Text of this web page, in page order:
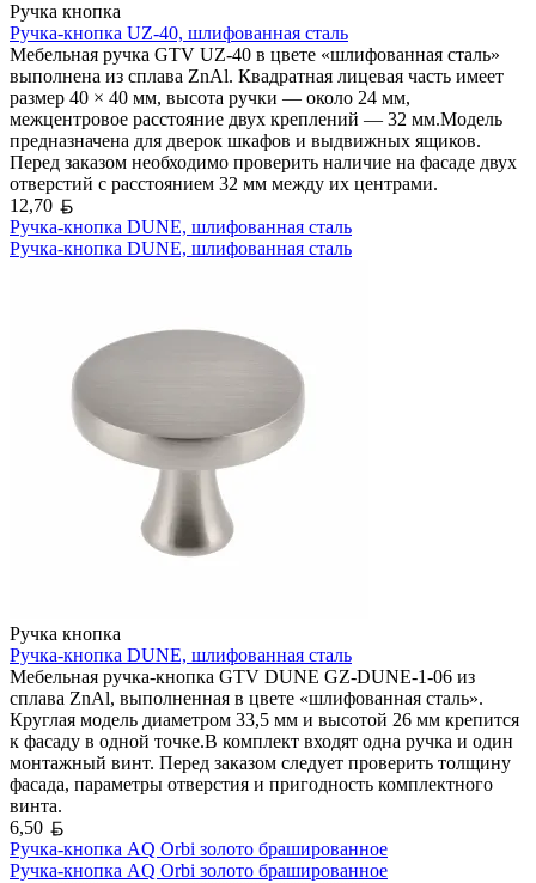
Ручка кнопка
Ручка-кнопка UZ-40, шлифованная сталь
Мебельная ручка GTV UZ-40 в цвете «шлифованная сталь»
выполнена из сплава ZnAl. Квадратная лицевая часть имеет
размер 40 × 40 мм, высота ручки — около 24 мм,
межцентровое расстояние двух креплений — 32 мм.Модель
предназначена для дверок шкафов и выдвижных ящиков.
Перед заказом необходимо проверить наличие на фасаде двух
отверстий с расстоянием 32 мм между их центрами.
12,70
Ручка-кнопка DUNE, шлифованная сталь
Ручка-кнопка DUNE, шлифованная сталь
Ручка кнопка
Ручка-кнопка DUNE, шлифованная сталь
Мебельная ручка-кнопка GTV DUNE GZ-DUNE-1-06 из
сплава ZnAl, выполненная в цвете «шлифованная сталь».
Круглая модель диаметром 33,5 мм и высотой 26 мм крепится
к фасаду в одной точке.В комплект входят одна ручка и один
монтажный винт. Перед заказом следует проверить толщину
фасада, параметры отверстия и пригодность комплектного
винта.
6,50
Ручка-кнопка AQ Orbi золото брашированное
Ручка-кнопка AQ Orbi золото брашированное